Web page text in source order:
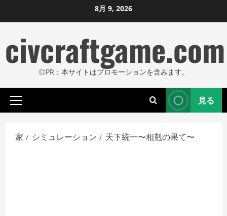
ン
ン
ツ
ス
ッ
8月 9, 2026
civcraftgame.com
◎PR：本サイトはプロモーションを含みます。
プ
イ
マ
見る
家 シミュレーション 天下統一〜相剋の果て〜